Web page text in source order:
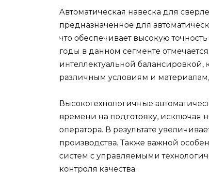
Автоматическая навеска для
предназначенное для
что обеспечивает высокую
годы в данном сегменте
интеллектуальной балансировкой,
различным условиям и
Высокотехнологичные
времени на подготовку, исключая
оператора. В результате
производства. Также важной
систем с управляемыми
контроля качества.